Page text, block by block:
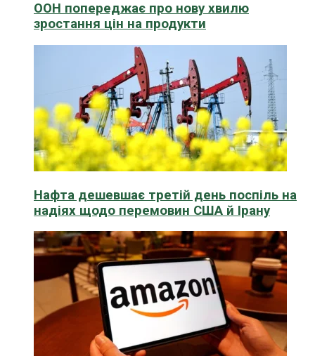
ООН попереджає про нову хвилю
зростання цін на продукти
Нафта дешевшає третій день поспіль на
надіях щодо перемовин США й Ірану